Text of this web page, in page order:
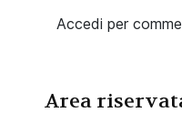
Accedi per
Area